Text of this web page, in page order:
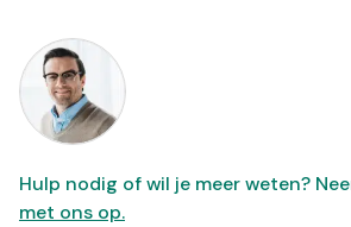
Hulp nodig of wil je meer weten?
met ons op.